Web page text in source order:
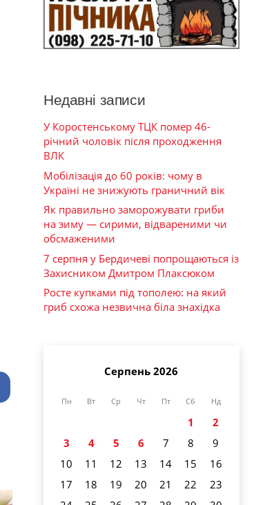
Недавні записи
У Коростенському ТЦК помер 46-
річний чоловік після проходження
ВЛК
Мобілізація до 60 років: чому в
Україні не знижують граничний вік
Як правильно заморожувати гриби
на зиму — сирими, відвареними чи
обсмаженими
7 серпня у Бердичеві попрощаються із
Захисником Дмитром Плаксюком
Росте купками під тополею: на який
гриб схожа незвична біла знахідка
Серпень 2026
Пн Вт Ср Чт Пт Сб Нд
1
2
3
4 5 6 7 8
9
10
11 12 13 14 15
16
17
18 19 20 21 22
23